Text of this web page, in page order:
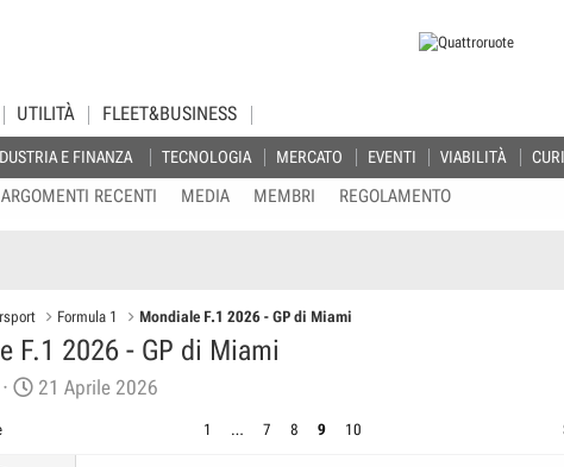
E FINANZA TECNOLOGIA MERCATO EVENTI VIABILITÀ
UTILITÀ FLEET&BUSINESS
ARGOMENTI RECENTI MEDIA MEMBRI REGOLAMENTO
Formula 1 Mondiale F.1 2026 - GP di Miami
F.1 2026 - GP di Miami
D
21 Aprile 2026
1 … 7 8 9 10